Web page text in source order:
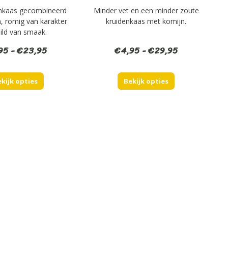
gecombineerd
romig van karakter
van smaak.
-€23,95Prijsklasse:
opties
Minder vet en een minder zoute
kruidenkaas met komijn.
€4,95-€29,95Prijsklasse:
Bekijk opties